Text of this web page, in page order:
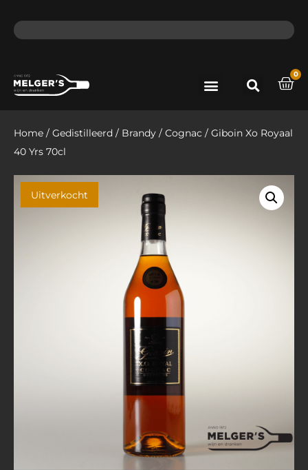
0
Home / Gedistilleerd / Brandy / Cognac / Giboin Xo Royaal
40 Yrs 70cl
Uitverkocht